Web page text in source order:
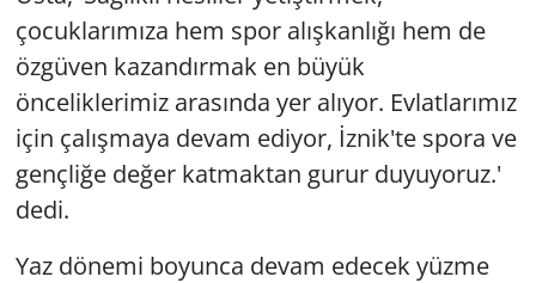
çocuklarımıza hem spor alışkanlığı hem de
özgüven kazandırmak en büyük
önceliklerimiz arasında yer alıyor. Evlatlarımız
için çalışmaya devam ediyor, İznik'te spora ve
gençliğe değer katmaktan gurur duyuyoruz.'
dedi.
Yaz dönemi boyunca devam edecek yüzme